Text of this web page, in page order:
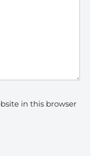
in this browser